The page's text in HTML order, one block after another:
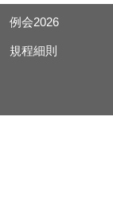
例会2026
規程細則